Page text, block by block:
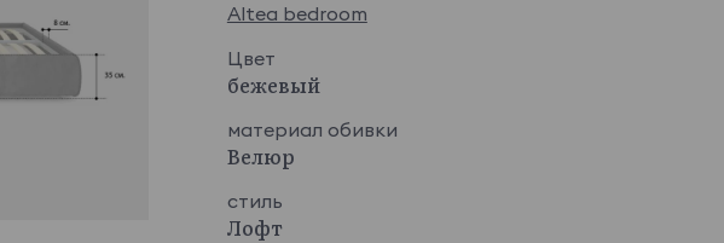
Altea bedroom
Цвет
бежевый
материал обивки
Велюр
стиль
Лофт